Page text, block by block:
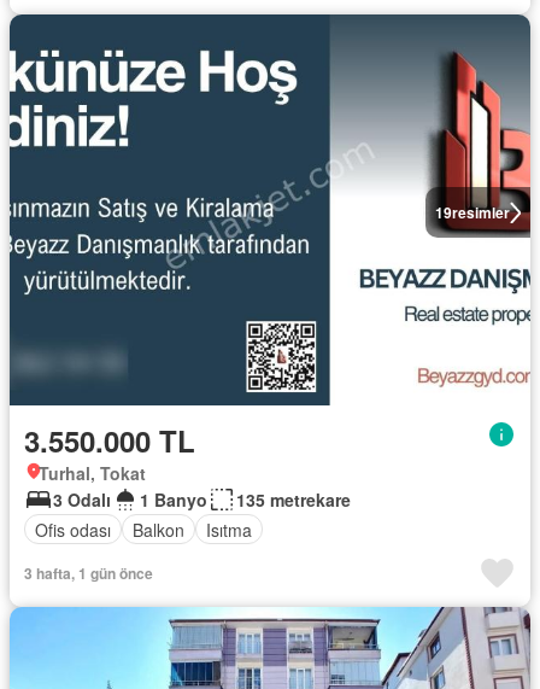
19resimler
3.550.000 TL
Turhal, Tokat
3 Odalı
1 Banyo
135 metrekare
Ofis odası
Balkon Isıtma
3 hafta, 1 gün önce